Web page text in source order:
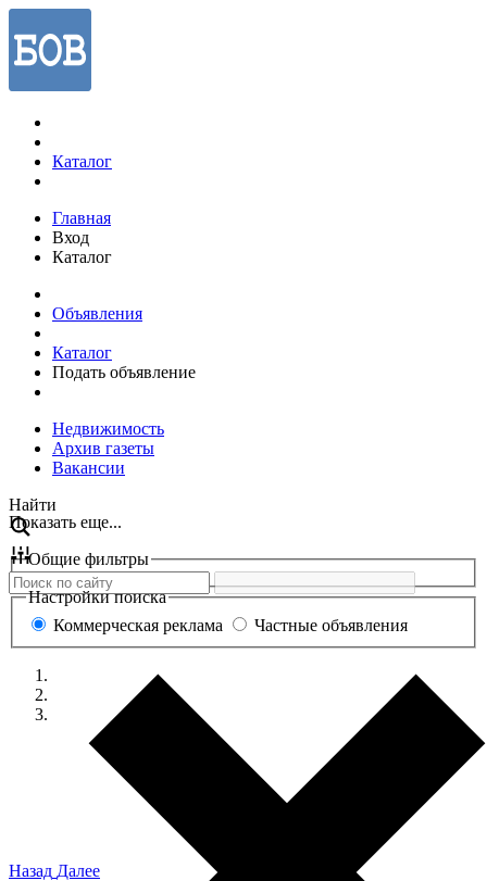
Каталог
Главная
Вход
Каталог
Объявления
Каталог
Подать объявление
Недвижимость
Архив газеты
Вакансии
Перейти
к
содержанию
Найти
Показать еще...
Общие фильтры
Настройки поиска
Коммерческая реклама
Частные объявления
Назад Далее